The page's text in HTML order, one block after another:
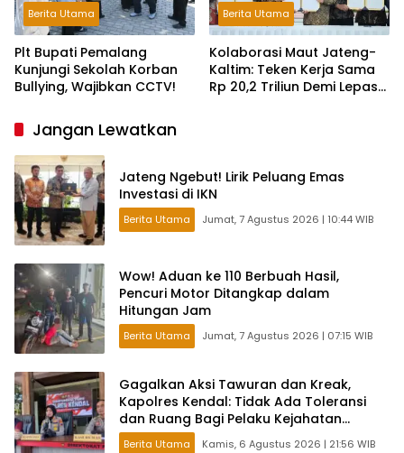
Berita Utama
Plt Bupati Pemalang
Kunjungi Sekolah Korban
Bullying, Wajibkan CCTV!
Berita Utama
Kolaborasi Maut Jateng-
Kaltim: Teken Kerja Sama
Rp 20,2 Triliun Demi Lepas
Jangan Lewatkan
Jateng Ngebut! Lirik Peluang Emas
Investasi di IKN
Berita Utama Jumat, 7 Agustus 2026 | 10:44 WIB
Wow! Aduan ke 110 Berbuah Hasil,
Pencuri Motor Ditangkap dalam
Hitungan Jam
Berita Utama Jumat, 7 Agustus 2026 | 07:15 WIB
Gagalkan Aksi Tawuran dan Kreak,
Kapolres Kendal: Tidak Ada Toleransi
dan Ruang Bagi Pelaku Kejahatan
Jalanan
Berita Utama Kamis, 6 Agustus 2026 | 21:56 WIB